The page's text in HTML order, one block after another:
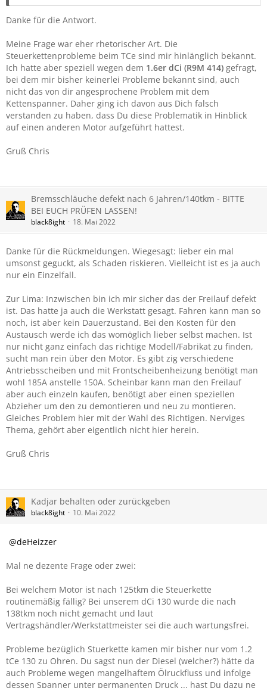
Danke für die Antwort.
Meine Frage war eher rhetorischer Art. Die
Steuerkettenprobleme beim TCe sind mir hinlänglich bekannt.
Ich hatte aber speziell wegen dem 1.6er dCi (R9M 414) gefragt,
bei dem mir bisher keinerlei Probleme bekannt sind, auch
nicht das von dir angesprochene Problem mit dem
Kettenspanner. Daher ging ich davon aus Dich falsch
verstanden zu haben, dass Du diese Problematik in Hinblick
auf einen anderen Motor aufgeführt hattest.
Gruß Chris
Bremsschläuche defekt nach 6 Jahren/140tkm - BITTE
BEI EUCH PRÜFEN LASSEN!
black8ight 18. Mai 2022
Danke für die Rückmeldungen. Wiegesagt: lieber ein mal
umsonst geguckt, als Schaden riskieren. Vielleicht ist es ja auch
nur ein Einzelfall.
Zur Lima: Inzwischen bin ich mir sicher das der Freilauf defekt
ist. Das hatte ja auch die Werkstatt gesagt. Fahren kann man so
noch, ist aber kein Dauerzustand. Bei den Kosten für den
Austausch werde ich das womöglich lieber selbst machen. Ist
nur nicht ganz einfach das richtige Modell/Fabrikat zu finden,
sucht man rein über den Motor. Es gibt zig verschiedene
Antriebsscheiben und mit Frontscheibenheizung benötigt man
wohl 185A anstelle 150A. Scheinbar kann man den Freilauf
aber auch einzeln kaufen, benötigt aber einen speziellen
Abzieher um den zu demontieren und neu zu montieren.
Gleiches Problem hier mit der Wahl des Richtigen. Nerviges
Thema, gehört aber eigentlich nicht hier herein.
Gruß Chris
Kadjar behalten oder zurückgeben
black8ight 10. Mai 2022
deHeizzer
Mal ne dezente Frage oder zwei:
Bei welchem Motor ist nach 125tkm die Steuerkette
routinemäßig fällig? Bei unserem dCi 130 wurde die nach
138tkm noch nicht gemacht und laut
Vertragshändler/Werkstattmeister sei die auch wartungsfrei.
Probleme bezüglich Stuerkette kamen mir bisher nur vom 1.2
tCe 130 zu Ohren. Du sagst nun der Diesel (welcher?) hätte da
auch Probleme wegen mangelhaftem Ölruckfluss und infolge
dessen Spanner unter permanenten Druck ... hast Du dazu ne